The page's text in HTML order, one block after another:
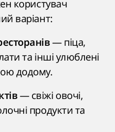
користувач
варіант:
— піца,
та інші улюблені
додому.
— свіжі овочі,
продукти та